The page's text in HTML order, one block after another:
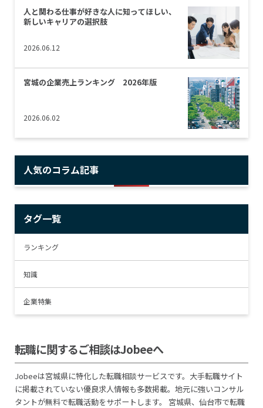
人と関わる仕事が好きな人に知ってほしい、
新しいキャリアの選択肢
2026.06.12
宮城の企業売上ランキング 2026年版
2026.06.02
人気のコラム記事
タグ一覧
ランキング
知識
企業特集
転職に関するご相談はJobeeへ
Jobeeは宮城県に特化した転職相談サービスです。大手転職サイト
に掲載されていない優良求人情報も多数掲載。地元に強いコンサル
タントが無料で転職活動をサポートします。 宮城県、仙台市で転職